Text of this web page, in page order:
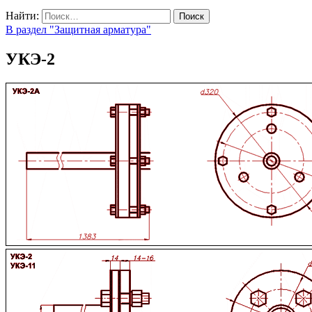
Найти:
В раздел "Защитная арматура"
УКЭ-2